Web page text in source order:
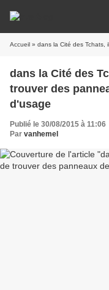
Accueil » dans la Cité des Tchats, il
dans la Cité des
trouver des
d'usage
Publié le 30/08/2015 à 11:06
Par vanhemel